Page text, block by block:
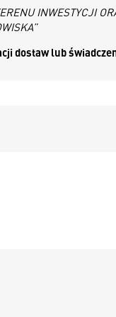
INWESTYCJI
dostaw lub